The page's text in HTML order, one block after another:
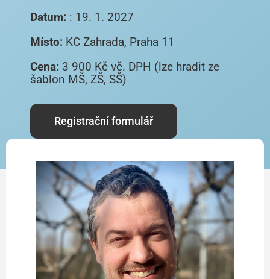
Datum: : 19. 1. 2027
Místo: KC Zahrada, Praha 11
Cena: 3 900 Kč vč. DPH (lze hradit ze
šablon MŠ, ZŠ, SŠ)
Registrační formulář